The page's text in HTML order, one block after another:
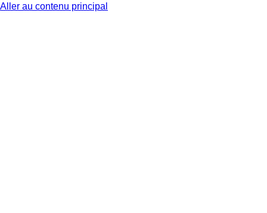
Aller au contenu principal